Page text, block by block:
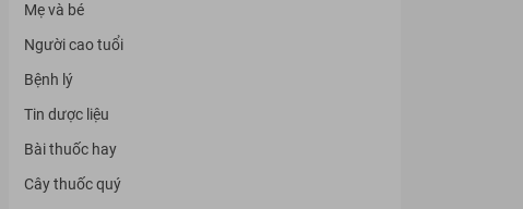
Mẹ và bé
Người cao tuổi
Bệnh lý
Tin dược liệu
Bài thuốc hay
Cây thuốc quý